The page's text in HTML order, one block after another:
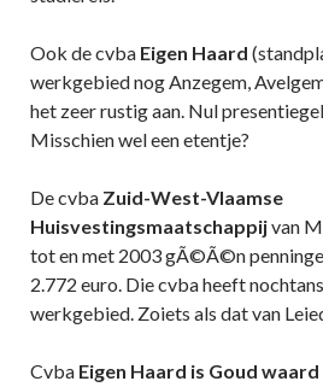
Ook de cvba Eigen Haard
werkgebied nog Anzegem,
het zeer rustig aan. Nul
Misschien wel een etentje?
De cvba Zuid-West-Vlaamse
Huisvestingsmaatschappijvan
tot en met 2003 gÃ©Ã©n
2.772 euro. Die cvba heeft
werkgebied. Zoiets als dat van
Cvba Eigen Haard is Goud waard